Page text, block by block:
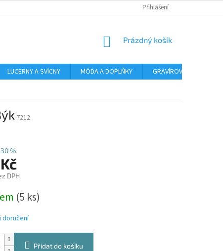
Přihlášení
NÁKUPNÍ
Prázdný košík
LUCERNY A SVÍCNY MÓDA A DOPLŇKY GRAVÍROVÁNÍ
7212
%
DPH
(5 ks)
doručení
Přidat do košíku